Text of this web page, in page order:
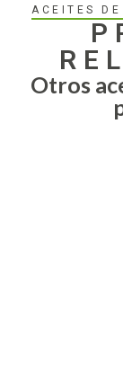
ACEITES
Otros